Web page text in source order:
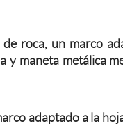
roca, un marco
y maneta metálica
adaptado a la